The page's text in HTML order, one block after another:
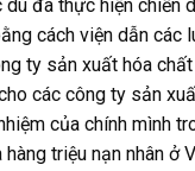
dù đã thực hiện chiến
cách viện dẫn các
ty sản xuất hóa
các công ty sản
của chính mình
triệu nạn nhân ở